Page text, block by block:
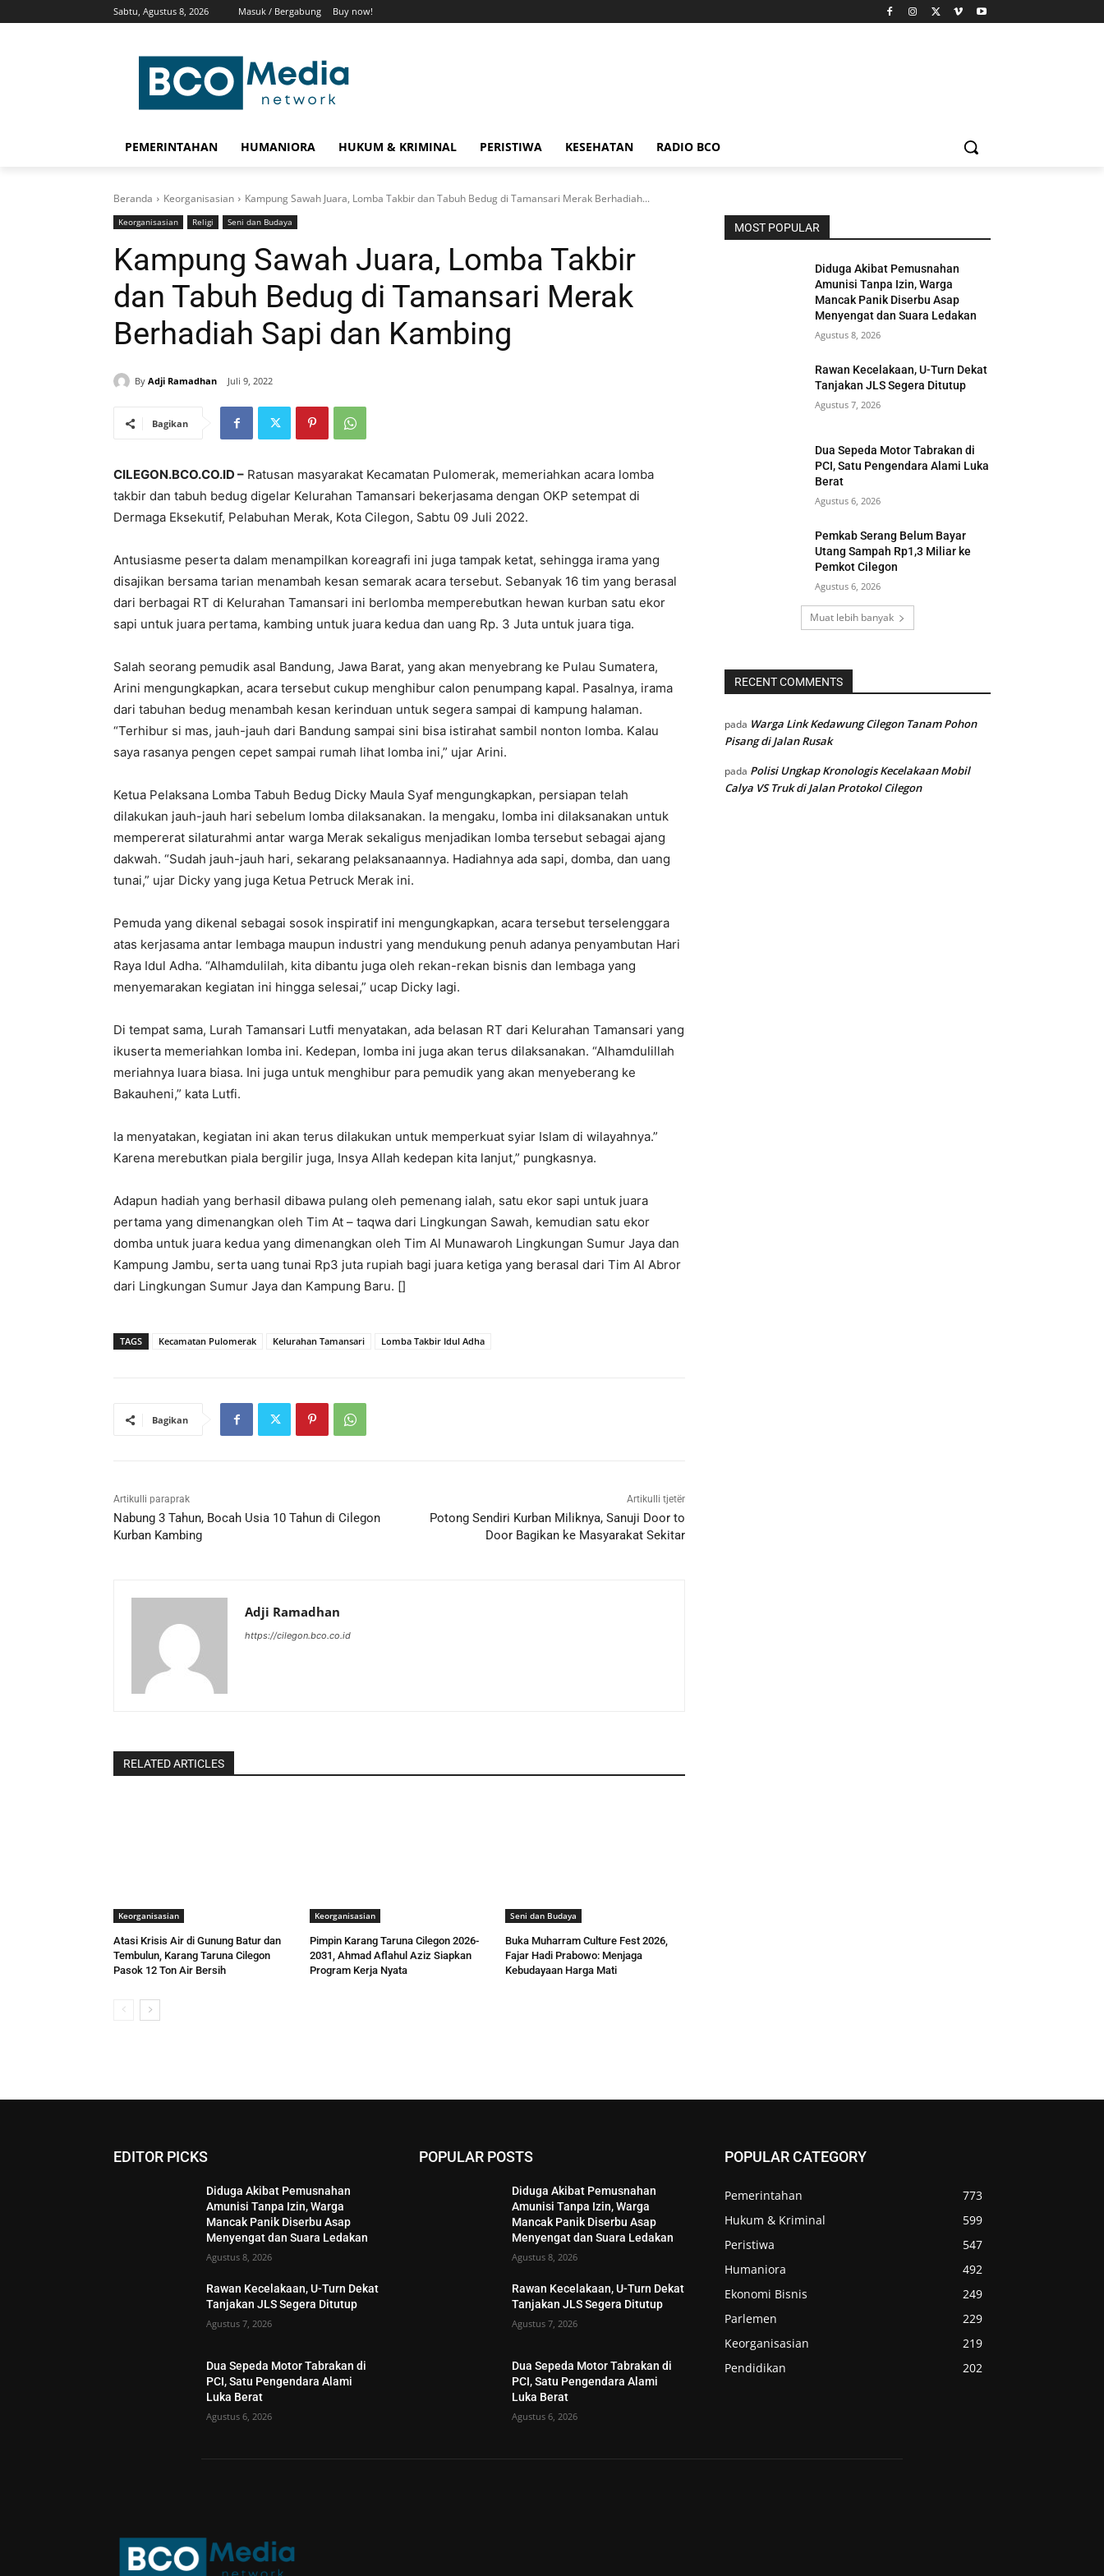
Sabtu, Agustus 8, 2026 Masuk / Bergabung Buy now!
PEMERINTAHAN HUMANIORA HUKUM & KRIMINAL PERISTIWA KESEHATAN RADIO BCO
Beranda Keorganisasian Kampung Sawah Juara, Lomba Takbir dan Tabuh Bedug di Tamansari Merak Berhadiah...
Keorganisasian Religi Seni dan Budaya
Kampung Sawah Juara, Lomba Takbir
dan Tabuh Bedug di Tamansari Merak
Berhadiah Sapi dan Kambing
By Adji Ramadhan Juli 9, 2022
Bagikan
CILEGON.BCO.CO.ID – Ratusan masyarakat Kecamatan Pulomerak, memeriahkan acara lomba
takbir dan tabuh bedug digelar Kelurahan Tamansari bekerjasama dengan OKP setempat di
Dermaga Eksekutif, Pelabuhan Merak, Kota Cilegon, Sabtu 09 Juli 2022.
Antusiasme peserta dalam menampilkan koreagrafi ini juga tampak ketat, sehingga irama yang
disajikan bersama tarian menambah kesan semarak acara tersebut. Sebanyak 16 tim yang berasal
dari berbagai RT di Kelurahan Tamansari ini berlomba memperebutkan hewan kurban satu ekor
sapi untuk juara pertama, kambing untuk juara kedua dan uang Rp. 3 Juta untuk juara tiga.
Salah seorang pemudik asal Bandung, Jawa Barat, yang akan menyebrang ke Pulau Sumatera,
Arini mengungkapkan, acara tersebut cukup menghibur calon penumpang kapal. Pasalnya, irama
dari tabuhan bedug menambah kesan kerinduan untuk segera sampai di kampung halaman.
“Terhibur si mas, jauh-jauh dari Bandung sampai sini bisa istirahat sambil nonton lomba. Kalau
saya rasanya pengen cepet sampai rumah lihat lomba ini,” ujar Arini.
Ketua Pelaksana Lomba Tabuh Bedug Dicky Maula Syaf mengungkapkan, persiapan telah
dilakukan jauh-jauh hari sebelum lomba dilaksanakan. Ia mengaku, lomba ini dilaksanakan untuk
mempererat silaturahmi antar warga Merak sekaligus menjadikan lomba tersebut sebagai ajang
dakwah. “Sudah jauh-jauh hari, sekarang pelaksanaannya. Hadiahnya ada sapi, domba, dan uang
tunai,” ujar Dicky yang juga Ketua Petruck Merak ini.
Pemuda yang dikenal sebagai sosok inspiratif ini mengungkapkan, acara tersebut terselenggara
atas kerjasama antar lembaga maupun industri yang mendukung penuh adanya penyambutan Hari
Raya Idul Adha. “Alhamdulilah, kita dibantu juga oleh rekan-rekan bisnis dan lembaga yang
menyemarakan kegiatan ini hingga selesai,” ucap Dicky lagi.
Di tempat sama, Lurah Tamansari Lutfi menyatakan, ada belasan RT dari Kelurahan Tamansari yang
ikuserta memeriahkan lomba ini. Kedepan, lomba ini juga akan terus dilaksanakan. “Alhamdulillah
meriahnya luara biasa. Ini juga untuk menghibur para pemudik yang akan menyeberang ke
Bakauheni,” kata Lutfi.
Ia menyatakan, kegiatan ini akan terus dilakukan untuk memperkuat syiar Islam di wilayahnya.”
Karena merebutkan piala bergilir juga, Insya Allah kedepan kita lanjut,” pungkasnya.
Adapun hadiah yang berhasil dibawa pulang oleh pemenang ialah, satu ekor sapi untuk juara
pertama yang dimenangkan oleh Tim At – taqwa dari Lingkungan Sawah, kemudian satu ekor
domba untuk juara kedua yang dimenangkan oleh Tim Al Munawaroh Lingkungan Sumur Jaya dan
Kampung Jambu, serta uang tunai Rp3 juta rupiah bagi juara ketiga yang berasal dari Tim Al Abror
dari Lingkungan Sumur Jaya dan Kampung Baru. []
TAGS Kecamatan Pulomerak Kelurahan Tamansari Lomba Takbir Idul Adha
Bagikan
Artikulli paraprak
Nabung 3 Tahun, Bocah Usia 10 Tahun di Cilegon
Kurban Kambing
Artikulli tjetër
Potong Sendiri Kurban Miliknya, Sanuji Door to
Door Bagikan ke Masyarakat Sekitar
Adji Ramadhan
https://cilegon.bco.co.id
RELATED ARTICLES
Keorganisasian
Atasi Krisis Air di Gunung Batur dan
Tembulun, Karang Taruna Cilegon
Pasok 12 Ton Air Bersih
Keorganisasian
Pimpin Karang Taruna Cilegon 2026-
2031, Ahmad Aflahul Aziz Siapkan
Program Kerja Nyata
Seni dan Budaya
Buka Muharram Culture Fest 2026,
Fajar Hadi Prabowo: Menjaga
Kebudayaan Harga Mati
MOST POPULAR
Diduga Akibat Pemusnahan
Amunisi Tanpa Izin, Warga
Mancak Panik Diserbu Asap
Menyengat dan Suara Ledakan
Agustus 8, 2026
Rawan Kecelakaan, U-Turn Dekat
Tanjakan JLS Segera Ditutup
Agustus 7, 2026
Dua Sepeda Motor Tabrakan di
PCI, Satu Pengendara Alami Luka
Berat
Agustus 6, 2026
Pemkab Serang Belum Bayar
Utang Sampah Rp1,3 Miliar ke
Pemkot Cilegon
Agustus 6, 2026
Muat lebih banyak
RECENT COMMENTS
pada Warga Link Kedawung Cilegon Tanam Pohon
Pisang di Jalan Rusak
pada Polisi Ungkap Kronologis Kecelakaan Mobil
Calya VS Truk di Jalan Protokol Cilegon
EDITOR PICKS
Diduga Akibat Pemusnahan
Amunisi Tanpa Izin, Warga
Mancak Panik Diserbu Asap
Menyengat dan Suara Ledakan
Agustus 8, 2026
Rawan Kecelakaan, U-Turn Dekat
Tanjakan JLS Segera Ditutup
Agustus 7, 2026
Dua Sepeda Motor Tabrakan di
PCI, Satu Pengendara Alami
Luka Berat
Agustus 6, 2026
POPULAR POSTS
Diduga Akibat Pemusnahan
Amunisi Tanpa Izin, Warga
Mancak Panik Diserbu Asap
Menyengat dan Suara Ledakan
Agustus 8, 2026
Rawan Kecelakaan, U-Turn Dekat
Tanjakan JLS Segera Ditutup
Agustus 7, 2026
Dua Sepeda Motor Tabrakan di
PCI, Satu Pengendara Alami
Luka Berat
Agustus 6, 2026
POPULAR CATEGORY
Pemerintahan
773
Hukum & Kriminal
599
Peristiwa
547
Humaniora
492
Ekonomi Bisnis
249
Parlemen
229
Keorganisasian
219
Pendidikan
202